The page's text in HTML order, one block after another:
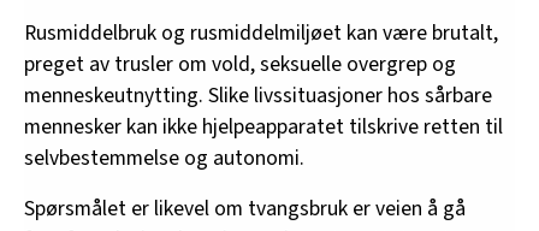
Rusmiddelbruk og rusmiddelmiljøet kan være brutalt,
preget av trusler om vold, seksuelle overgrep og
menneskeutnytting. Slike livssituasjoner hos sårbare
mennesker kan ikke hjelpeapparatet tilskrive retten til
selvbestemmelse og autonomi.
Spørsmålet er likevel om tvangsbruk er veien å gå